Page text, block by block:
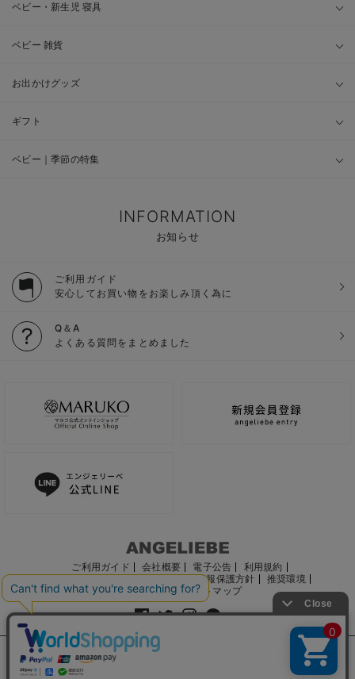
ベビー・新生児 寝具
ベビー 雑貨
お出かけグッズ
ギフト
ベビー｜季節の特集
INFORMATION
お知らせ
ご利用ガイド
安心してお買い物をお楽しみ頂く為に
Q＆A
よくある質問をまとめました
ご利用ガイド 会社概要 電子公告
利用規約
特定商取引法に基づく表記
個人情報保護方針
推奨環境
お問い合わせ
サイトマップ
サイト内の文章、画像などの著作物はマルコ株式会社に属します。